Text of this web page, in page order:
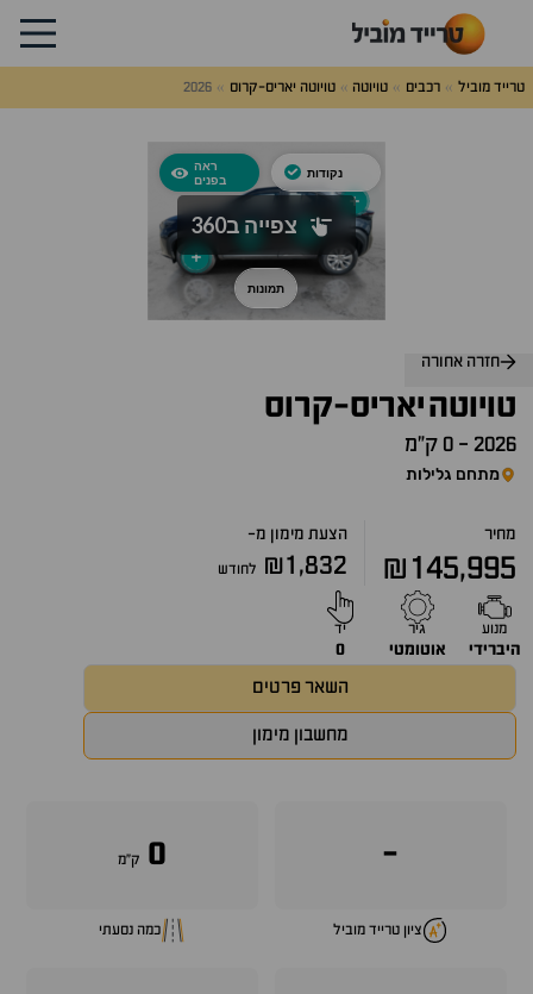
טרייד מוביל רכבים טויוטה טויוטה יאריס-קרוס 2026
חזרה אחורה
טויוטהיאריס-קרוס
2026
- 0 ק״מ
מתחם גלילות
מחיר
₪145,995
הצעת מימון מ-
₪1,832 לחודש
מנוע
היברידי
גיר
אוטומטי
יד
0
השאר פרטים
מחשבון מימון
-
ציון טרייד מוביל
0 ק״מ
כמה נסעתי